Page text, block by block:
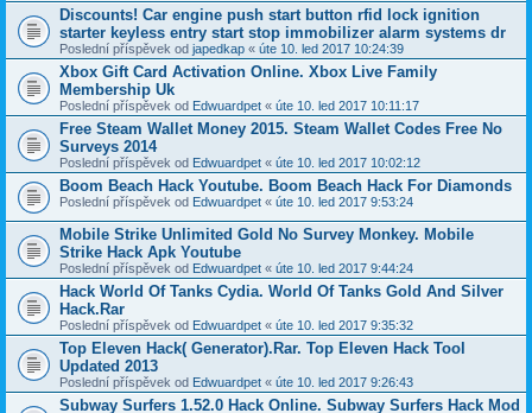
Discounts! Car engine push start button rfid lock ignition
starter keyless entry start stop immobilizer alarm systems dr
Poslední příspěvek od japedkap « úte 10. led 2017 10:24:39
Xbox Gift Card Activation Online. Xbox Live Family
Membership Uk
Poslední příspěvek od Edwuardpet « úte 10. led 2017 10:11:17
Free Steam Wallet Money 2015. Steam Wallet Codes Free No
Surveys 2014
Poslední příspěvek od Edwuardpet « úte 10. led 2017 10:02:12
Boom Beach Hack Youtube. Boom Beach Hack For Diamonds
Poslední příspěvek od Edwuardpet « úte 10. led 2017 9:53:24
Mobile Strike Unlimited Gold No Survey Monkey. Mobile
Strike Hack Apk Youtube
Poslední příspěvek od Edwuardpet « úte 10. led 2017 9:44:24
Hack World Of Tanks Cydia. World Of Tanks Gold And Silver
Hack.Rar
Poslední příspěvek od Edwuardpet « úte 10. led 2017 9:35:32
Top Eleven Hack( Generator).Rar. Top Eleven Hack Tool
Updated 2013
Poslední příspěvek od Edwuardpet « úte 10. led 2017 9:26:43
Subway Surfers 1.52.0 Hack Online. Subway Surfers Hack Mod